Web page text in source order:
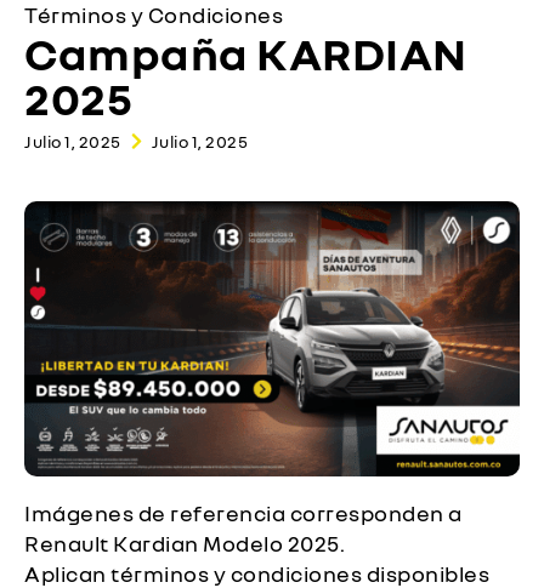
Términos y Condiciones
Campaña KARDIAN
2025
Julio 1, 2025 Julio 1, 2025
Imágenes de referencia corresponden a
Renault Kardian Modelo 2025.
Aplican términos y condiciones disponibles